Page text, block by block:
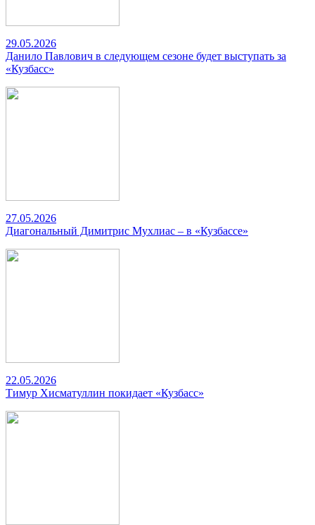
29.05.2026
Данило Павлович в следующем сезоне будет выступать за
«Кузбасс»
27.05.2026
Диагональный Димитрис Мухлиас – в «Кузбассе»
22.05.2026
Тимур Хисматуллин покидает «Кузбасс»